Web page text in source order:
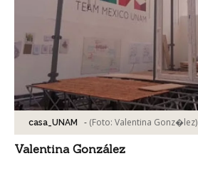
casa_UNAM - (Foto: Valentina Gonz�lez)
Valentina González